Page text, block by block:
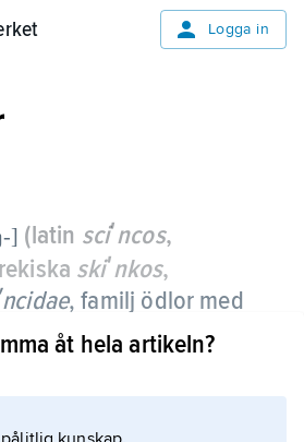
Logga in
] (latin sciʹncos,
skiʹnkos,
, familj ödlor med
i tropiska och
åt hela artikeln?